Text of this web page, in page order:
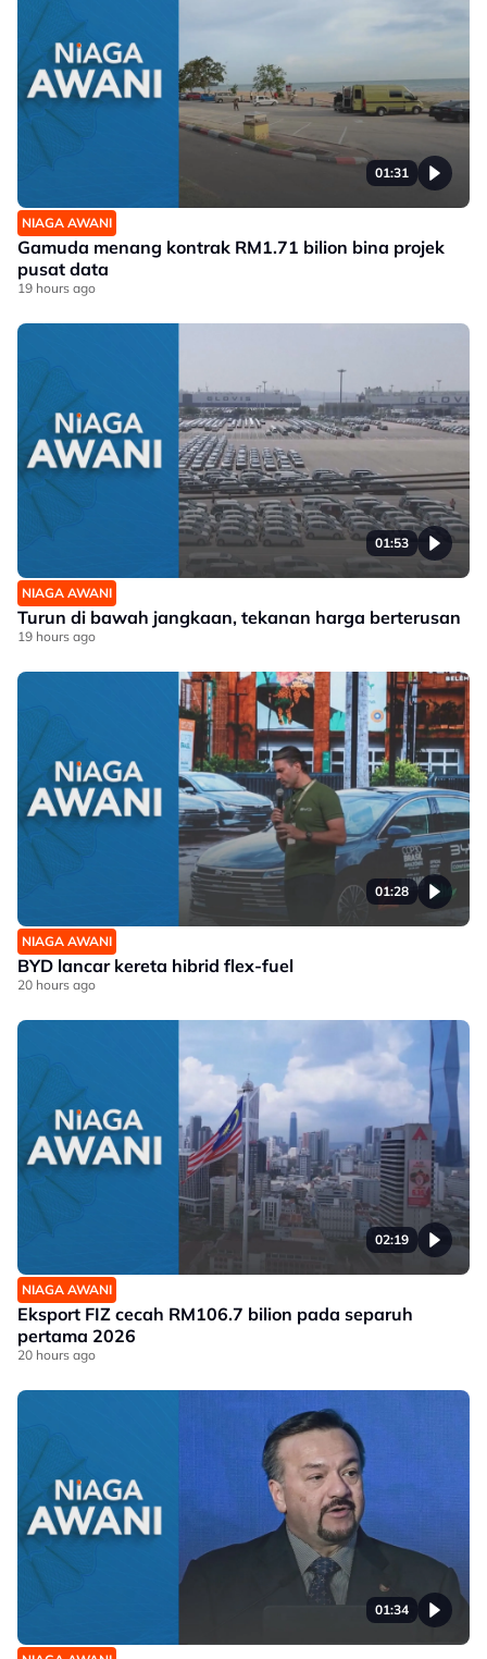
01:31
NIAGA AWANI
Gamuda menang kontrak RM1.71 bilion bina projek
pusat data
19 hours ago
01:53
NIAGA AWANI
Turun di bawah jangkaan, tekanan harga berterusan
19 hours ago
01:28
NIAGA AWANI
BYD lancar kereta hibrid flex-fuel
20 hours ago
02:19
NIAGA AWANI
Eksport FIZ cecah RM106.7 bilion pada separuh
pertama 2026
20 hours ago
01:34